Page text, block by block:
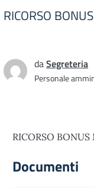
RICORSO
daSegreteria
Personale
RICORSO
Documenti